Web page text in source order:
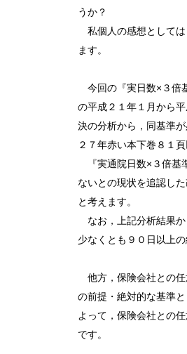
うか？
私個人の感想としては
ます。
今回の『実日数×３倍
の平成２１年１月から
決の分析から，同基準
２７年赤い本下巻８１
『実通院日数×３倍基
ないとの現状を追認し
と考えます。
なお，上記分析結果か
少なくとも９０日以上
他方，保険会社との任
の前提・絶対的な基準
よって，保険会社との
です。